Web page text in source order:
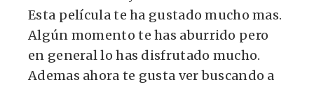
Esta película te ha gustado mucho mas.
Algún momento te has aburrido pero
en general lo has disfrutado mucho.
Ademas ahora te gusta ver buscando a